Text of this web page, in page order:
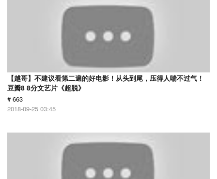
【越哥】不建议看第二遍的好电影！从头到尾，压得人喘不过气！
豆瓣8 8分文艺片《超脱》
# 663
2018-09-25 03:45